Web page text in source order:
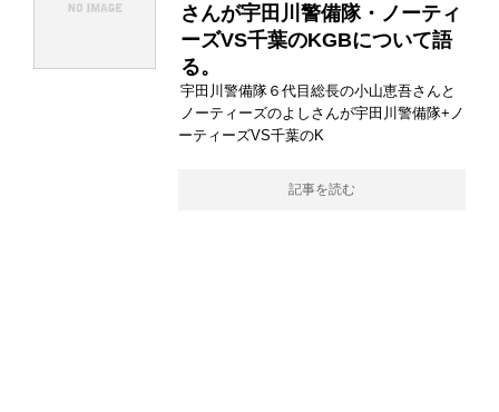
さんが宇田川警備隊・ノーティ
ーズVS千葉のKGBについて語
る。
宇田川警備隊６代目総長の小山恵吾さんと
ノーティーズのよしさんが宇田川警備隊+ノ
ーティーズVS千葉のK
記事を読む